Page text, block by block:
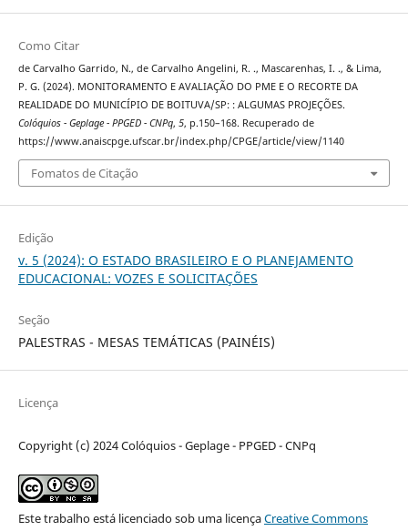
Como Citar
de Carvalho Garrido, N., de Carvalho Angelini, R. ., Mascarenhas, I. ., & Lima,
P. G. (2024). MONITORAMENTO E AVALIAÇÃO DO PME E O RECORTE DA
REALIDADE DO MUNICÍPIO DE BOITUVA/SP: : ALGUMAS PROJEÇÕES.
Colóquios - Geplage - PPGED - CNPq, 5, p.150–168. Recuperado de
https://www.anaiscpge.ufscar.br/index.php/CPGE/article/view/1140
Fomatos de Citação
Edição
v. 5 (2024): O ESTADO BRASILEIRO E O PLANEJAMENTO
EDUCACIONAL: VOZES E SOLICITAÇÕES
Seção
PALESTRAS - MESAS TEMÁTICAS (PAINÉIS)
Licença
Copyright (c) 2024 Colóquios - Geplage - PPGED - CNPq
Este trabalho está licenciado sob uma licençaCreative Commons